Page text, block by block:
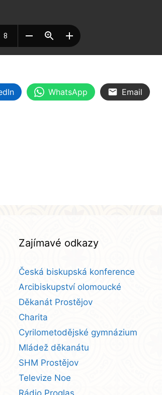
WhatsApp Email
Zajímavé odkazy
Česká biskupská konference
Arcibiskupství olomoucké
Děkanát Prostějov
Charita
Cyrilometodějské gymnázium
Mládež děkanátu
SHM Prostějov
Televize Noe
Rádio Proglas